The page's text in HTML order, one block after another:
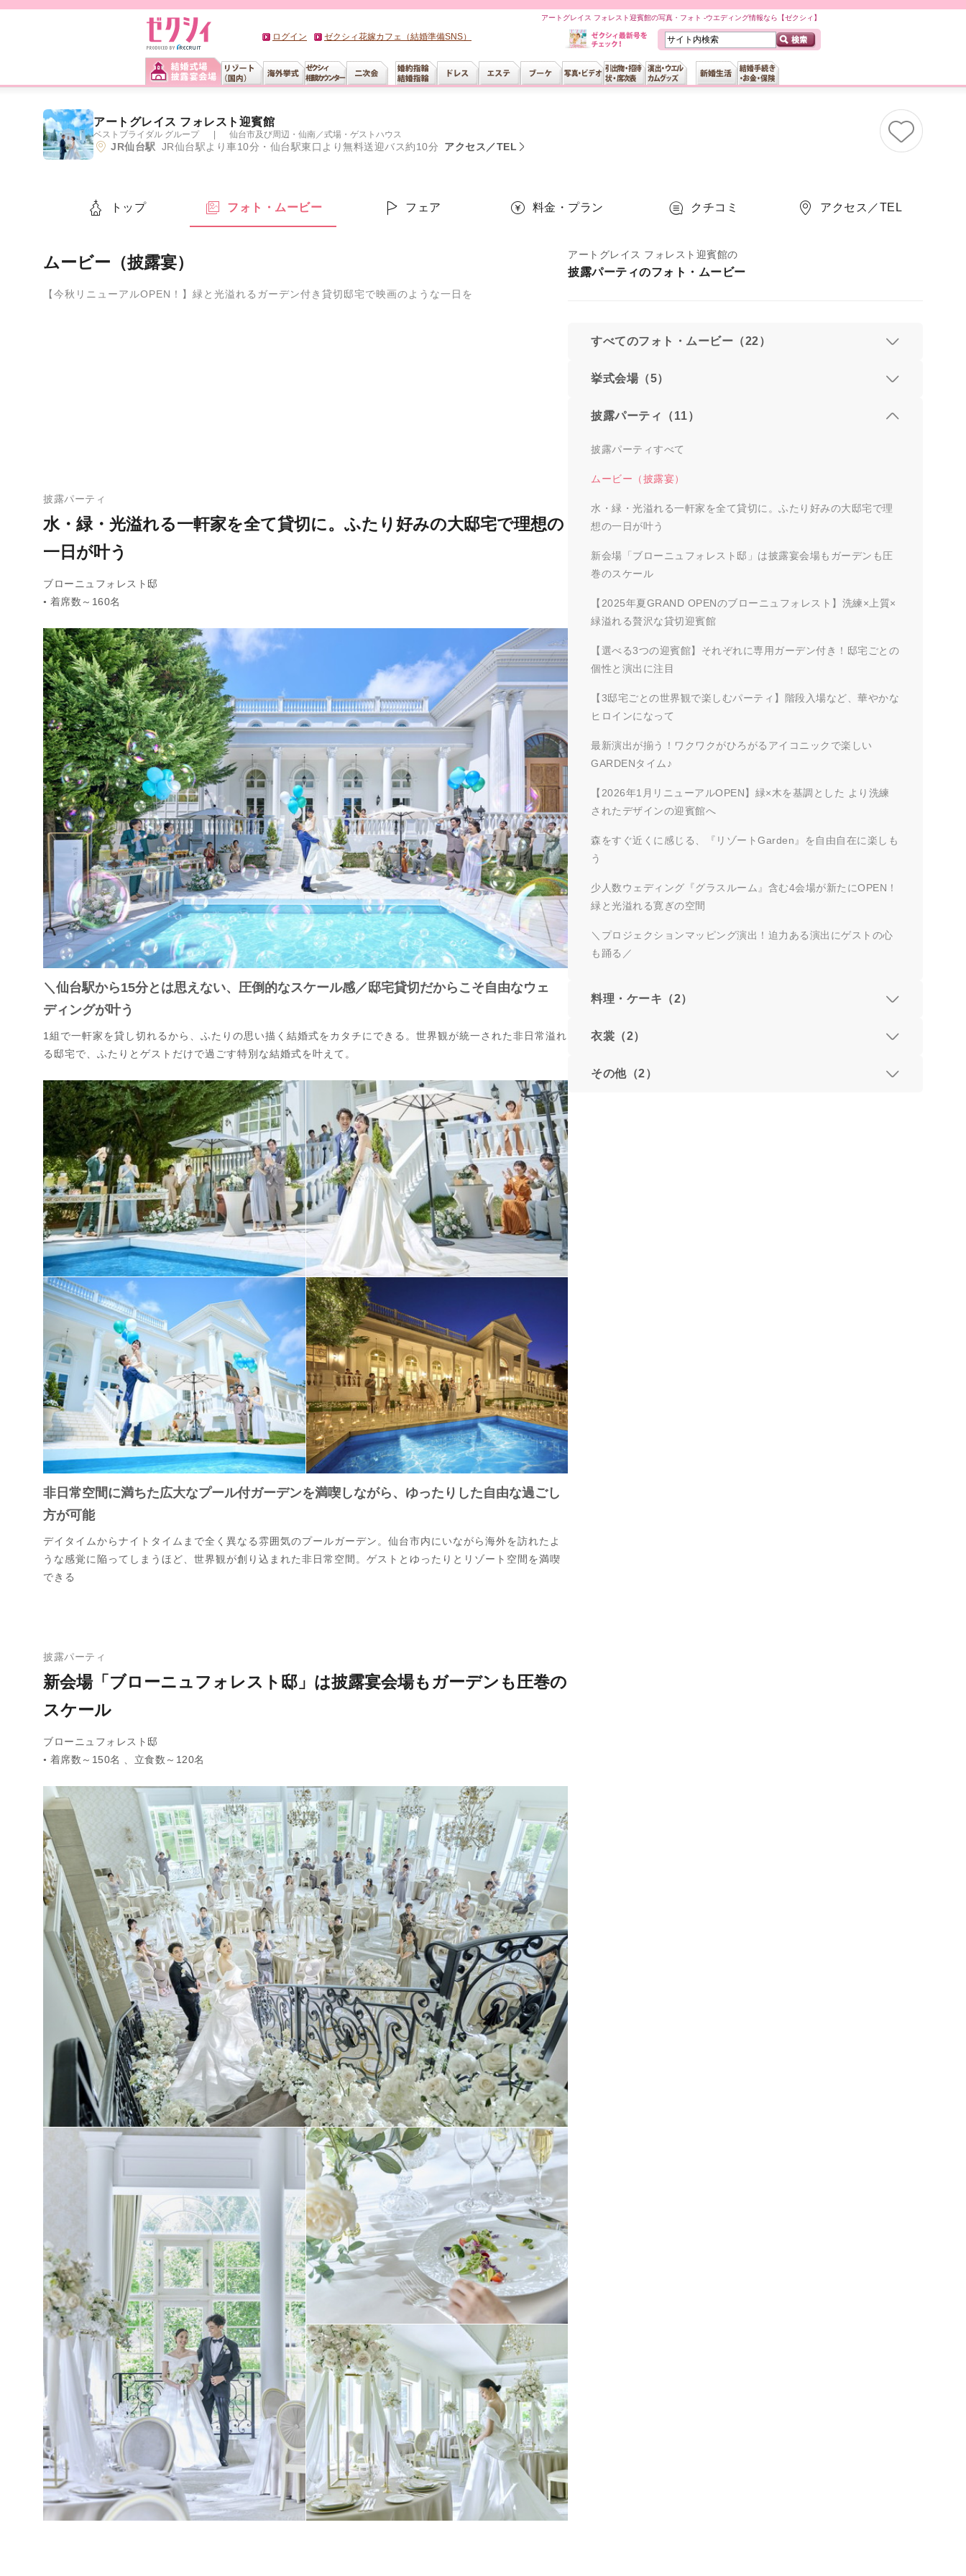
アートグレイス フォレスト迎賓館の写真・フォト -ウエディング情報なら【ゼクシィ】
ログイン ゼクシィ花嫁カフェ（結婚準備SNS）
アートグレイス フォレスト迎賓館
ベストブライダル グループ 仙台市及び周辺・仙南 ／式場・ゲストハウス
JR仙台駅 JR仙台駅より車10分・仙台駅東口より無料送迎バス約10分 アクセス／TEL
トップ フォト・ムービー フェア 料金・プラン クチコミ アクセス／TEL
ムービー（披露宴）
【今秋リニューアルOPEN！】緑と光溢れるガーデン付き貸切邸宅で映画のような一日を
水・緑・光溢れる一軒家を全て貸切に。ふたり好みの大邸宅で理想の
一日が叶う
披露パーティ
ブローニュフォレスト邸
● 着席数～160名
＼仙台駅から15分とは思えない、圧倒的なスケール感／邸宅貸切だからこそ自由なウェ
ディングが叶う
1組で一軒家を貸し切れるから、ふたりの思い描く結婚式をカタチにできる。世界観が統一された非日常溢れ
る邸宅で、ふたりとゲストだけで過ごす特別な結婚式を叶えて。
非日常空間に満ちた広大なプール付ガーデンを満喫しながら、ゆったりした自由な過ごし
方が可能
デイタイムからナイトタイムまで全く異なる雰囲気のプールガーデン。仙台市内にいながら海外を訪れたよ
うな感覚に陥ってしまうほど、世界観が創り込まれた非日常空間。ゲストとゆったりとリゾート空間を満喫
できる
新会場「ブローニュフォレスト邸」は披露宴会場もガーデンも圧巻の
スケール
披露パーティ
ブローニュフォレスト邸
● 着席数～150名 、立食数～120名
アートグレイス フォレスト迎賓館の
披露パーティのフォト・ムービー
すべてのフォト・ムービー（22）
挙式会場（5）
披露パーティ（11）
披露パーティすべて
ムービー（披露宴）
水・緑・光溢れる一軒家を全て貸切に。ふたり好みの大邸宅で理
想の一日が叶う
新会場「ブローニュフォレスト邸」は披露宴会場もガーデンも圧
巻のスケール
【2025年夏GRAND OPENのブローニュフォレスト】洗練×上質×
緑溢れる贅沢な貸切迎賓館
【選べる3つの迎賓館】それぞれに専用ガーデン付き！邸宅ごとの
個性と演出に注目
【3邸宅ごとの世界観で楽しむパーティ】階段入場など、華やかな
ヒロインになって
最新演出が揃う！ワクワクがひろがるアイコニックで楽しい
GARDENタイム♪
【2026年1月リニューアルOPEN】緑×木を基調とした より洗練
されたデザインの迎賓館へ
森をすぐ近くに感じる、『リゾートGarden』を自由自在に楽しも
う
少人数ウェディング『グラスルーム』含む4会場が新たにOPEN！
緑と光溢れる寛ぎの空間
＼プロジェクションマッピング演出！迫力ある演出にゲストの心
も踊る／
料理・ケーキ（2）
衣裳（2）
その他（2）